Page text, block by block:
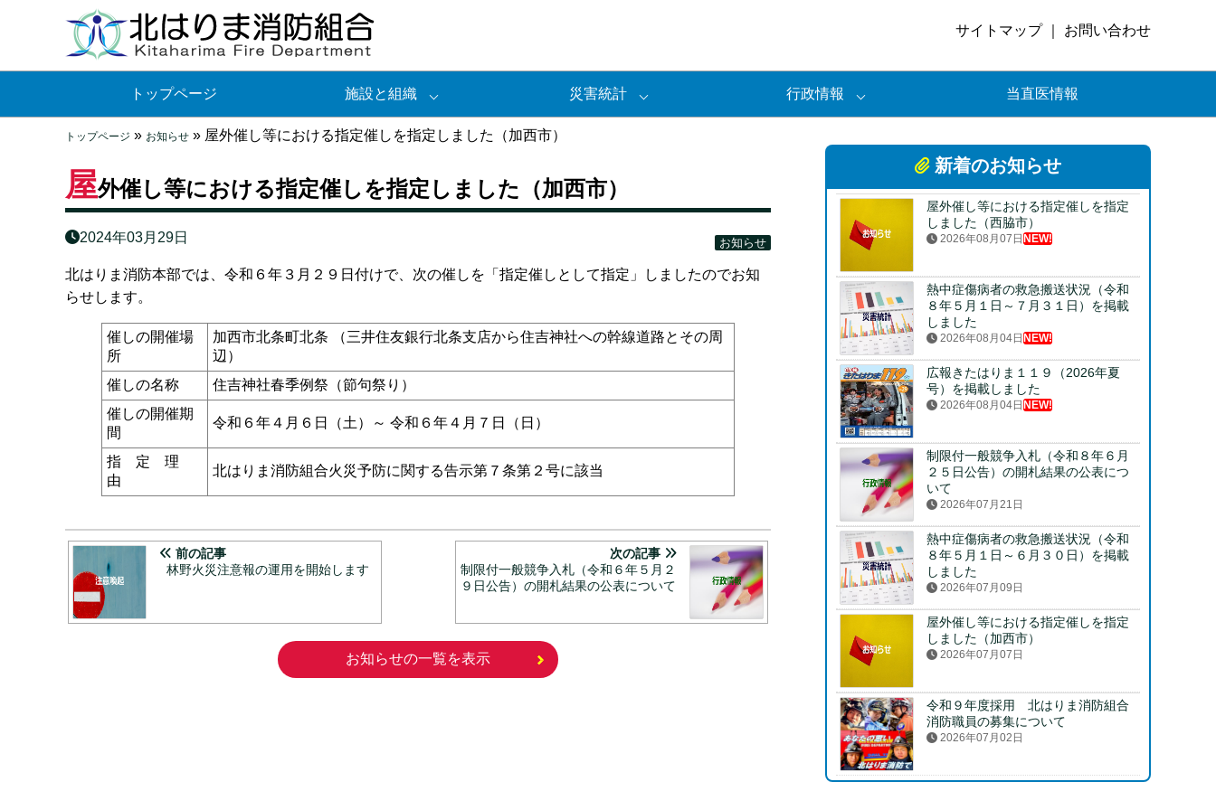
サイトマップ｜ お問い合わせ
トップページ 施設と組織 災害統計 行政情報 当直医情報
トップページ » お知らせ » 屋外催し等における指定催しを指定しました（加西市）
屋外催し等における指定催しを指定しました（加西市）
お知らせ
2024年03月29日
北はりま消防本部では、令和６年３月２９日付けで、次の催しを「指定催しとして指定」しましたのでお知
らせします。
催しの開催場
所
加西市北条町北条 （三井住友銀行北条支店から住吉神社への幹線道路とその周
辺）
催しの名称
住吉神社春季例祭（節句祭り）
催しの開催期
間
令和６年４月６日（土）～ 令和６年４月７日（日）
指 定 理
由
北はりま消防組合火災予防に関する告示第７条第２号に該当
前の記事
林野火災注意報の運用を開始します
次の記事
制限付一般競争入札（令和６年５月２
９日公告）の開札結果の公表について
お知らせの一覧を表示
新着のお知らせ
屋外催し等における指定催しを指定
しました（西脇市）
2026年08月07日 NEW!
熱中症傷病者の救急搬送状況（令和
８年５月１日～７月３１日）を掲載
しました
2026年08月04日 NEW!
広報きたはりま１１９（2026年夏
号）を掲載しました
2026年08月04日 NEW!
制限付一般競争入札（令和８年６月
２５日公告）の開札結果の公表につ
いて
2026年07月21日
熱中症傷病者の救急搬送状況（令和
８年５月１日～６月３０日）を掲載
しました
2026年07月09日
屋外催し等における指定催しを指定
しました（加西市）
2026年07月07日
令和９年度採用 北はりま消防組合
消防職員の募集について
2026年07月02日